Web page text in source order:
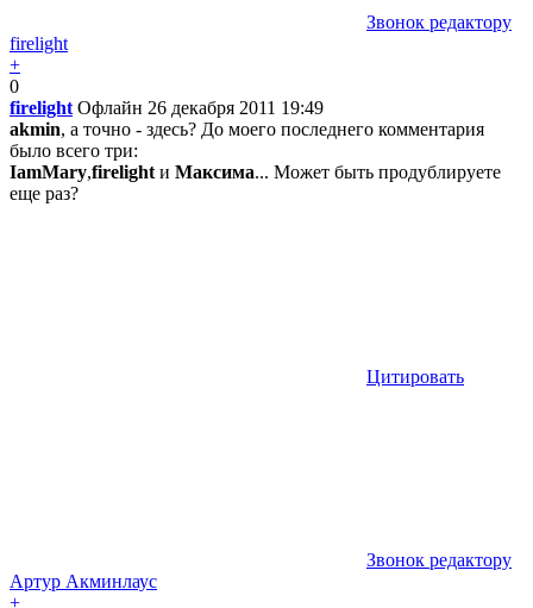
Звонок редактору
firelight
+
0
firelight Офлайн 26 декабря 2011 19:49
akmin, а точно - здесь? До моего последнего комментария
было всего три:
IamMary,firelight и Максимa... Может быть продублируете
еще раз?
Цитировать
Звонок редактору
Артур Акминлаус
+